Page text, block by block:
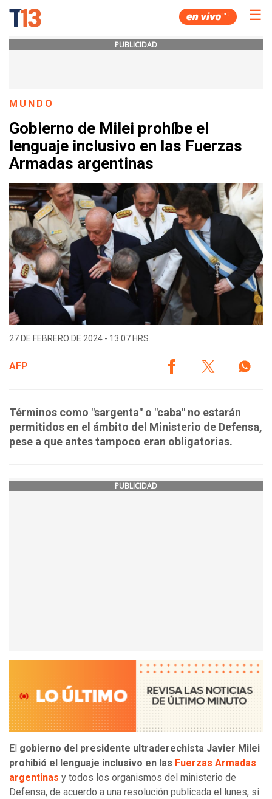
☰
PUBLICIDAD
MUNDO
Gobierno de Milei prohíbe el
lenguaje inclusivo en las Fuerzas
Armadas argentinas
27 DE FEBRERO DE 2024 - 13:07 HRS.
AFP
Términos como "sargenta" o "caba" no estarán
permitidos en el ámbito del Ministerio de Defensa,
pese a que antes tampoco eran obligatorias.
PUBLICIDAD
El gobierno del presidente ultraderechista Javier Milei
prohibió el lenguaje inclusivo en las Fuerzas Armadas
argentinas y todos los organismos del ministerio de
Defensa, de acuerdo a una resolución publicada el lunes, si